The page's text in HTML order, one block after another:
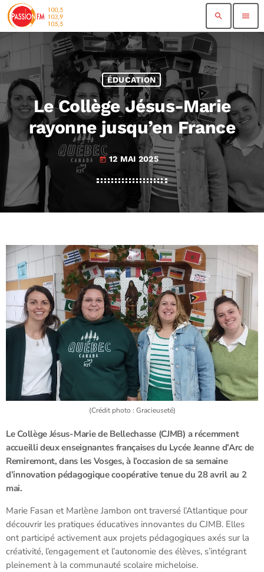
search menu
ÉDUCATION
Le Collège Jésus-Marie
rayonne jusqu’en France
today 12 MAI 2025
(Crédit photo : Gracieuseté)
Le Collège Jésus-Marie de Bellechasse (CJMB) a récemment
accueilli deux enseignantes françaises du Lycée Jeanne d’Arc de
Remiremont, dans les Vosges, à l’occasion de sa semaine
d’innovation pédagogique coopérative tenue du 28 avril au 2
mai.
Marie Fasan et Marlène Jambon ont traversé l’Atlantique pour
découvrir les pratiques éducatives innovantes du CJMB. Elles
ont participé activement aux projets pédagogiques axés sur la
créativité, l’engagement et l’autonomie des élèves, s’intégrant
pleinement à la communauté scolaire micheloise.